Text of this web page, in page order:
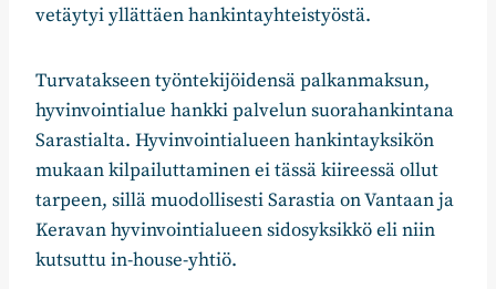
vetäytyi yllättäen hankintayhteistyöstä.
Turvatakseen työntekijöidensä palkanmaksun,
hyvinvointialue hankki palvelun suorahankintana
Sarastialta. Hyvinvointialueen hankintayksikön
mukaan kilpailuttaminen ei tässä kiireessä ollut
tarpeen, sillä muodollisesti Sarastia on Vantaan ja
Keravan hyvinvointialueen sidosyksikkö eli niin
kutsuttu in-house-yhtiö.